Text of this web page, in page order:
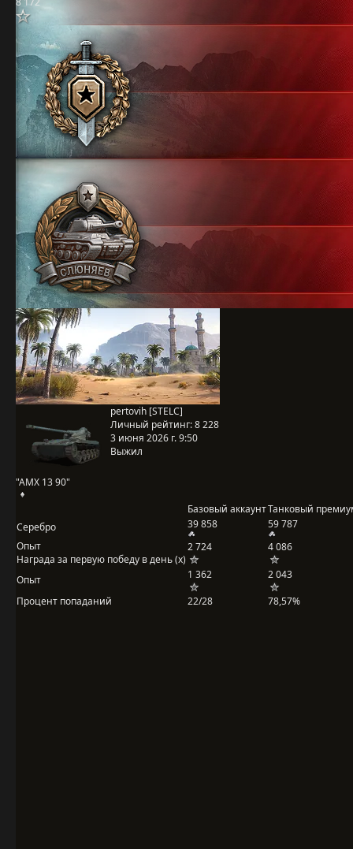
"AMX 13 90"
pertovih [STELC]
Личный рейтинг:8 228
3 июня 2026 г. 9:50
Выжил
Базовый аккаунтТанковый
Серебро
39 858
59 787
Опыт
Награда за первую победу в день (x)
2 724 4 086
Опыт 1 362
2 043
Процент попаданий
22/28 78,57%